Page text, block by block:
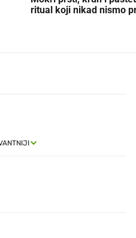
ritual koji nikad nismo